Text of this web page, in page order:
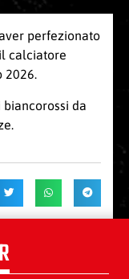
perfezionato
calciatore
2026.
biancorossi da